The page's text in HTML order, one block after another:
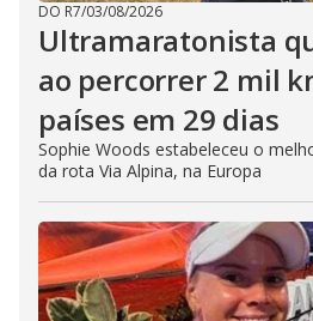
DO R7/03/08/2026
Ultramaratonista
ao percorrer 2 mil
países em 29 dias
Sophie Woods estabeleceu o
da rota Via Alpina, na Europa